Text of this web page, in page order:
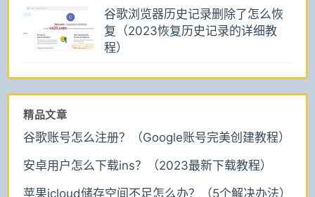
谷歌浏览器历史记录删除了怎么恢
复（2023恢复历史记录的详细教
程）
精品文章
谷歌账号怎么注册？（Google账号完美创建教程）
安卓用户怎么下载ins？（2023最新下载教程）
苹果icloud储存空间不足怎么办？（5个解决办法）